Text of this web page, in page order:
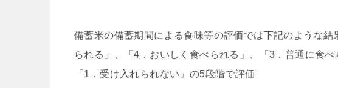
備蓄米の備蓄期間による食味等の評価では下記のような
られる」、「4．おいしく食べられる」、「3．普通に食
「1．受け入れられない」の5段階で評価